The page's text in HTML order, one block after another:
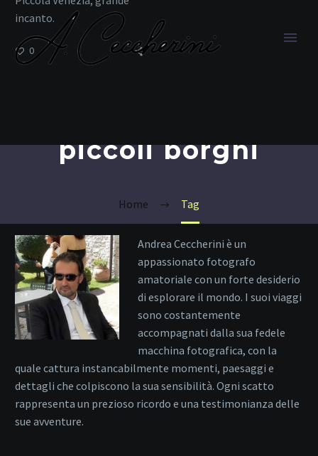
piccoli borghi
Home Tag
incanto.
0
Andrea Ceccherini è un
appassionato fotografo
amatoriale con un forte desiderio
di esplorare il mondo. I suoi viaggi
sono costantemente
accompagnati dalla sua fedele
macchina fotografica, con la
quale cattura instancabilmente momenti, paesaggi e
dettagli che colpiscono la sua sensibilità. Ogni scatto
rappresenta un prezioso ricordo e una testimonianza delle
sue avventure.